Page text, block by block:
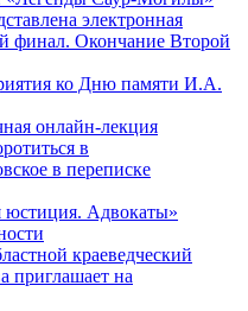
электронная
финал. Окончание Второй
ко Дню памяти И.А.
онлайн-лекция
в
в переписке
юстиция. Адвокаты»
краеведческий
приглашает на